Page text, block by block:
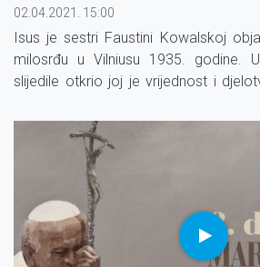
02.04.2021. 15:00
Isus je sestri Faustini Kowalskoj
milosrđu u Vilniusu 1935. godine.
slijedile otkrio joj je vrijednost i